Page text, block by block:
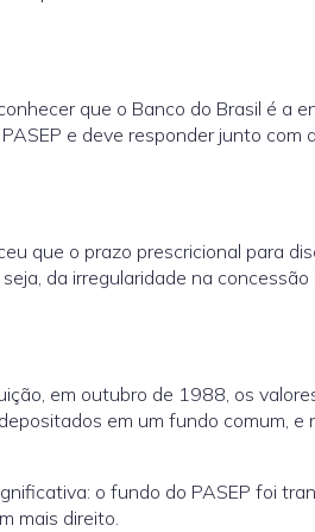
que o Banco do Brasil é a
e deve responder junto com
que o prazo prescricional para
da irregularidade na
em outubro de 1988, os
em um fundo comum,
o fundo do PASEP foi
mais direito.